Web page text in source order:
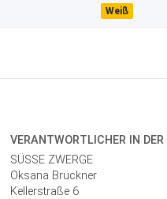
Weiß
VERANTWORT­LICHER IN DER
SÜSSE ZWERGE
Oksana Brückner
Kellerstraße 6